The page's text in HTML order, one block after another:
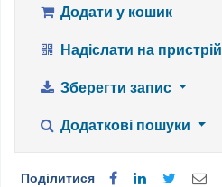
Додати у кошик
Надіслати на пристрій
Зберегти запис
Додаткові пошуки
Поділитися